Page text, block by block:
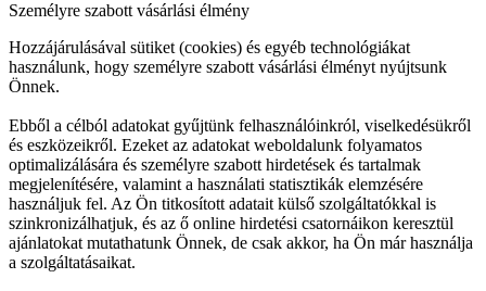
Személyre szabott vásárlási élmény
Hozzájárulásával sütiket (cookies) és egyéb technológiákat
használunk, hogy személyre szabott vásárlási élményt nyújtsunk
Önnek.
Ebből a célból adatokat gyűjtünk felhasználóinkról, viselkedésükről
és eszközeikről. Ezeket az adatokat weboldalunk folyamatos
optimalizálására és személyre szabott hirdetések és tartalmak
megjelenítésére, valamint a használati statisztikák elemzésére
használjuk fel. Az Ön titkosított adatait külső szolgáltatókkal is
szinkronizálhatjuk, és az ő online hirdetési csatornáikon keresztül
ajánlatokat mutathatunk Önnek, de csak akkor, ha Ön már használja
a szolgáltatásaikat.